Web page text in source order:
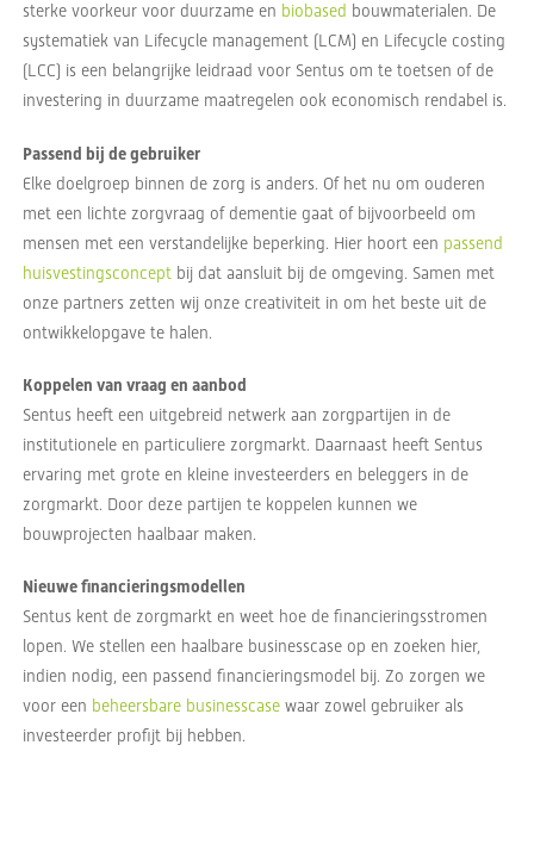
sterke voorkeur voor duurzame en biobased bouwmaterialen. De
systematiek van Lifecycle management (LCM) en Lifecycle costing
(LCC) is een belangrijke leidraad voor Sentus om te toetsen of de
investering in duurzame maatregelen ook economisch rendabel is.
Passend bij de gebruiker
Elke doelgroep binnen de zorg is anders. Of het nu om ouderen
met een lichte zorgvraag of dementie gaat of bijvoorbeeld om
mensen met een verstandelijke beperking. Hier hoort een passend
huisvestingsconcept bij dat aansluit bij de omgeving. Samen met
onze partners zetten wij onze creativiteit in om het beste uit de
ontwikkelopgave te halen.
Koppelen van vraag en aanbod
Sentus heeft een uitgebreid netwerk aan zorgpartijen in de
institutionele en particuliere zorgmarkt. Daarnaast heeft Sentus
ervaring met grote en kleine investeerders en beleggers in de
zorgmarkt. Door deze partijen te koppelen kunnen we
bouwprojecten haalbaar maken.
Nieuwe financieringsmodellen
Sentus kent de zorgmarkt en weet hoe de financieringsstromen
lopen. We stellen een haalbare businesscase op en zoeken hier,
indien nodig, een passend financieringsmodel bij. Zo zorgen we
voor een beheersbare businesscasewaar zowel gebruiker als
investeerder profijt bij hebben.